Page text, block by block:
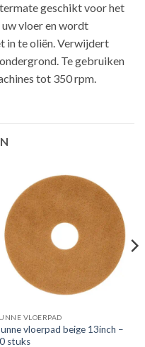
geschikt voor het
vloer en wordt
in te oliën. Verwijdert
Te gebruiken
tot 350 rpm.
VLOERPAD
vloerpad beige 13inch –
stuks